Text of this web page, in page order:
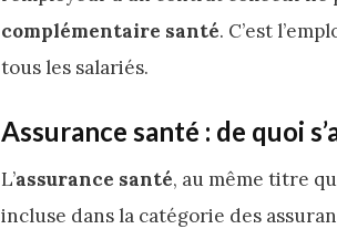
complémentaire santé. C’est
tous les salariés.
Assurance santé : de quoi
L’assurance santé, au même titre
incluse dans la catégorie des